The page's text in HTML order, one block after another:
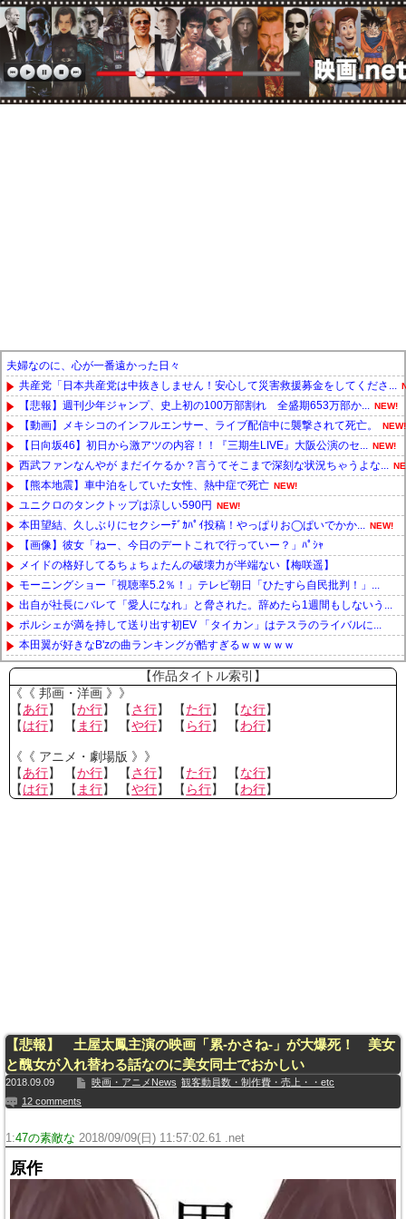
夫婦なのに、心が一番遠かった日々
共産党「日本共産党は中抜きしません！安心して災害救援募金をしてくださ...
【悲報】週刊少年ジャンプ、史上初の100万部割れ 全盛期653万部か... NEW!
【動画】メキシコのインフルエンサー、ライブ配信中に襲撃されて死亡。 NEW!
【日向坂46】初日から激アツの内容！！『三期生LIVE』大阪公演のセ... NEW!
西武ファンなんやが まだイケるか？言うてそこまで深刻な状況ちゃうよな...
【熊本地震】車中泊をしていた女性、熱中症で死亡 NEW!
ユニクロのタンクトップは涼しい590円 NEW!
本田望結、久しぶりにセクシーﾃﾞｶﾊﾟｲ投稿！やっぱりお◯ぱいでかか... NEW!
【画像】彼女「ねー、今日のデートこれで行っていー？」ﾊﾟｼｬ
メイドの格好してるちょちょたんの破壊力が半端ない【梅咲遥】
モーニングショー「視聴率5.2％！」テレビ朝日「ひたすら自民批判！」...
出自が社長にバレて「愛人になれ」と脅された。辞めたら1週間もしないう...
ポルシェが満を持して送り出す初EV 「タイカン」はテスラのライバルに...
本田翼が好きなB'zの曲ランキングが酷すぎるｗｗｗｗｗ
Powered by livedoor 相互RSS
【作品タイトル索引】
《《 邦画・洋画 》》
【あ行】 【か行】 【さ行】 【た行】 【な行】
【は行】 【 ま行】 【や行】 【 ら行】 【わ行】
《《 アニメ・劇場版 》》
【あ行】 【か行】 【さ行】 【た行】 【な行】
【は行】 【 ま行】 【や行】 【 ら行】 【わ行】
【悲報】 土屋太鳳主演の映画「累-かさね-」が大爆死！ 美女
と醜女が入れ替わる話なのに美女同士でおかしい
2018.09.09 映画・アニメNews 観客動員数・制作費・売上・・etc
12 comments
1:47の素敵な 2018/09/09(日) 11:57:02.61 .net
原作